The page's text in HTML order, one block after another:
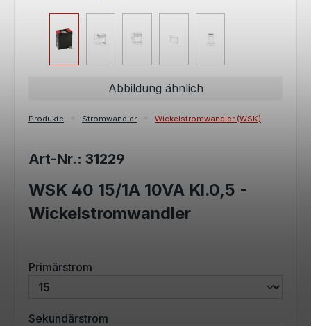
Abbildung ähnlich
Produkte Stromwandler Wickelstromwandler (WSK)
Art-Nr.: 31229
WSK 40 15/1A 10VA Kl.0,5 -
Wickelstromwandler
Primärstrom
Sekundärstrom